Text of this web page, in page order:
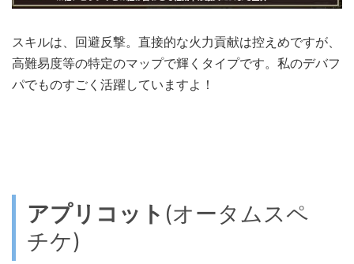
スキルは、回避反撃。直接的な火力貢献は控えめですが、
高難易度等の特定のマップで輝くタイプです。私のデバフ
パでものすごく活躍していますよ！
アプリコット (オータムスペ
チケ)